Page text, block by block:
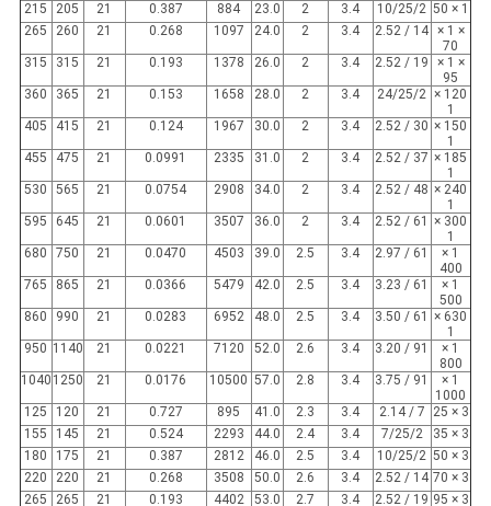
1 × 50
10/25/2
3.4
2
23.0
884
0.387
21
205
215
× 1 ×
70
14 / 2.52
3.4
2
24.0
1097
0.268
21
260
265
× 1 ×
95
19 / 2.52
3.4
2
26.0
1378
0.193
21
315
315
120 ×
1
24/25/2
3.4
2
28.0
1658
0.153
21
365
360
150 ×
1
30 / 2.52
3.4
2
30.0
1967
0.124
21
415
405
185 ×
1
37 / 2.52
3.4
2
31.0
2335
0.0991
21
475
455
240 ×
1
48 / 2.52
3.4
2
34.0
2908
0.0754
21
565
530
300 ×
1
61 / 2.52
3.4
2
36.0
3507
0.0601
21
645
595
1 ×
400
61 / 2.97
3.4
2.5
39.0
4503
0.0470
21
750
680
1 ×
500
61 / 3.23
3.4
2.5
42.0
5479
0.0366
21
865
765
630 ×
1
61 / 3.50
3.4
2.5
48.0
6952
0.0283
21
990
860
1 ×
800
91 / 3.20
3.4
2.6
52.0
7120
0.0221
21
1140
950
1 ×
1000
91 / 3.75
3.4
2.8
57.0
10500
0.0176
21
1250
1040
3 × 25
7 / 2.14
3.4
2.3
41.0
895
0.727
21
120
125
3 × 35
7/25/2
3.4
2.4
44.0
2293
0.524
21
145
155
3 × 50
10/25/2
3.4
2.5
46.0
2812
0.387
21
175
180
3 × 70
14 / 2.52
3.4
2.6
50.0
3508
0.268
21
220
220
3 × 95
19 / 2.52
3.4
2.7
53.0
4402
0.193
21
265
265